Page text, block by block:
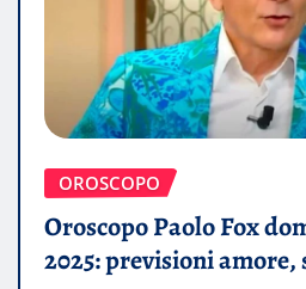
OROSCOPO
Oroscopo Paolo Fox
2025: previsioni amore,